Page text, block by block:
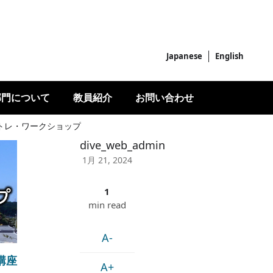
Japanese English
について 教員紹介 お問い合わせ
レ・ワークショップ
座
dive_web_admin
1月 21, 2024
1
min read
A-
A+